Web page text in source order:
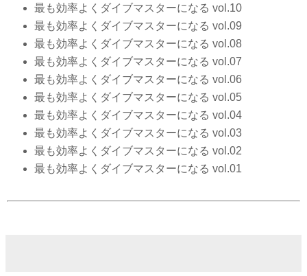
最も効率よくダイブマスターになる vol.10
最も効率よくダイブマスターになる vol.09
最も効率よくダイブマスターになる vol.08
最も効率よくダイブマスターになる vol.07
最も効率よくダイブマスターになる vol.06
最も効率よくダイブマスターになる vol.05
最も効率よくダイブマスターになる vol.04
最も効率よくダイブマスターになる vol.03
最も効率よくダイブマスターになる vol.02
最も効率よくダイブマスターになる vol.01